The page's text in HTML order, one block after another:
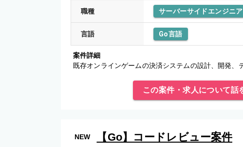
職種 サーバーサイドエンジニア
言語 Go言語
案件詳細
既存オンラインゲームの決済システムの設計、開発、
この案件・求人について話
NEW 【Go】コードレビュー案件